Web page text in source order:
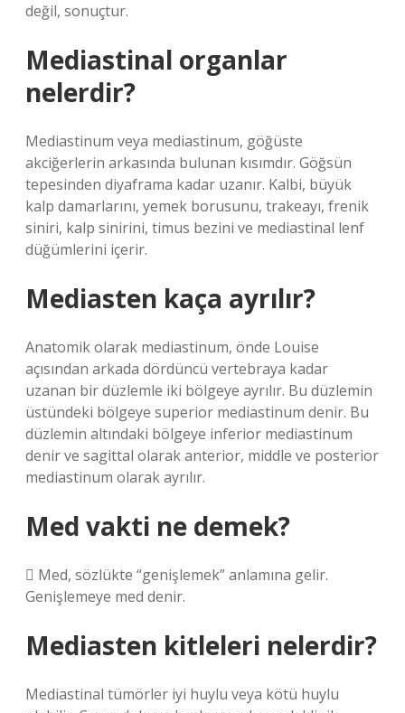
değil, sonuçtur.
Mediastinal organlar
nelerdir?
Mediastinum veya mediastinum, göğüste
akciğerlerin arkasında bulunan kısımdır. Göğsün
tepesinden diyaframa kadar uzanır. Kalbi, büyük
kalp damarlarını, yemek borusunu, trakeayı, frenik
siniri, kalp sinirini, timus bezini ve mediastinal lenf
düğümlerini içerir.
Mediasten kaça ayrılır?
Anatomik olarak mediastinum, önde Louise
açısından arkada dördüncü vertebraya kadar
uzanan bir düzlemle iki bölgeye ayrılır. Bu düzlemin
üstündeki bölgeye superior mediastinum denir. Bu
düzlemin altındaki bölgeye inferior mediastinum
denir ve sagittal olarak anterior, middle ve posterior
mediastinum olarak ayrılır.
Med vakti ne demek?
 Med, sözlükte “genişlemek” anlamına gelir.
Genişlemeye med denir.
Mediasten kitleleri nelerdir?
Mediastinal tümörler iyi huylu veya kötü huylu